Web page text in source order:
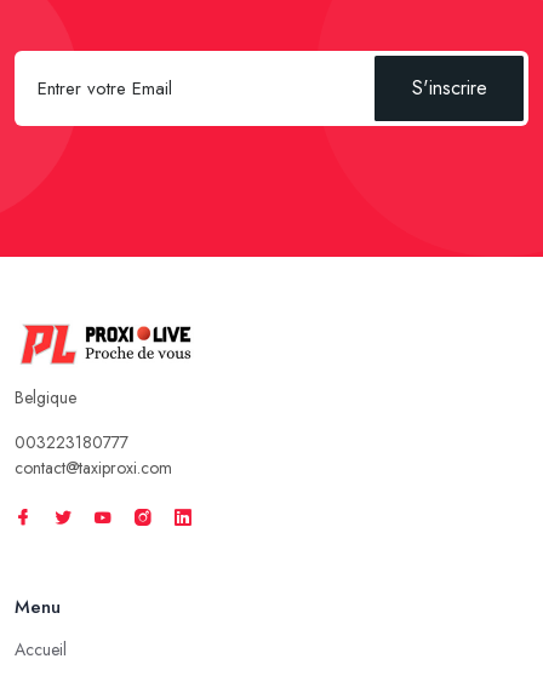
S'inscrire
Belgique
003223180777
contact@taxiproxi.com
Menu
Accueil